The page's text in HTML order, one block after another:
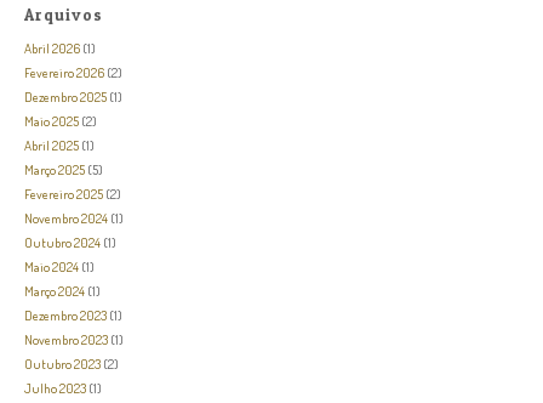
Arquivos
Abril 2026 (1)
Fevereiro 2026 (2)
Dezembro 2025 (1)
Maio 2025 (2)
Abril 2025 (1)
Março 2025 (5)
Fevereiro 2025 (2)
Novembro 2024 (1)
Outubro 2024 (1)
Maio 2024 (1)
Março 2024 (1)
Dezembro 2023 (1)
Novembro 2023 (1)
Outubro 2023 (2)
Julho 2023 (1)